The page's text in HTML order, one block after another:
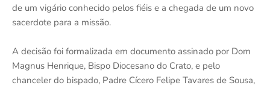
de um vigário conhecido pelos fiéis e a chegada de um novo
sacerdote para a missão.
A decisão foi formalizada em documento assinado por Dom
Magnus Henrique, Bispo Diocesano do Crato, e pelo
chanceler do bispado, Padre Cícero Felipe Tavares de Sousa,